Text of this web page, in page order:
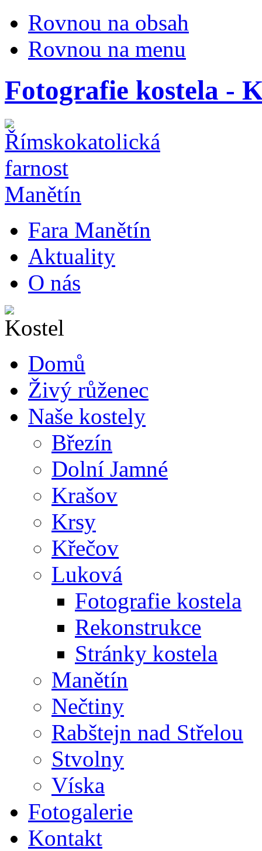
Rovnou na obsah
Rovnou na menu
Fotografie kostela -
Fara Manětín
Aktuality
O nás
Domů
Živý růženec
Naše kostely
Březín
Dolní Jamné
Krašov
Krsy
Křečov
Luková
Fotografie kostela
Rekonstrukce
Stránky kostela
Manětín
Nečtiny
Rabštejn nad Střelou
Stvolny
Víska
Fotogalerie
Kontakt